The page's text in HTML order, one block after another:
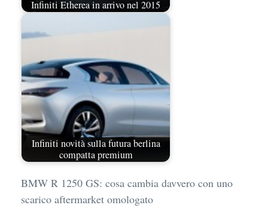
Infiniti Etherea in arrivo nel 2015
Infiniti novità sulla futura berlina
compatta premium
BMW R 1250 GS: cosa cambia davvero con uno
scarico aftermarket omologato